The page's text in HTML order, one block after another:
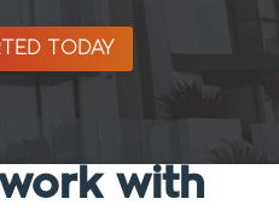
TODAY
with